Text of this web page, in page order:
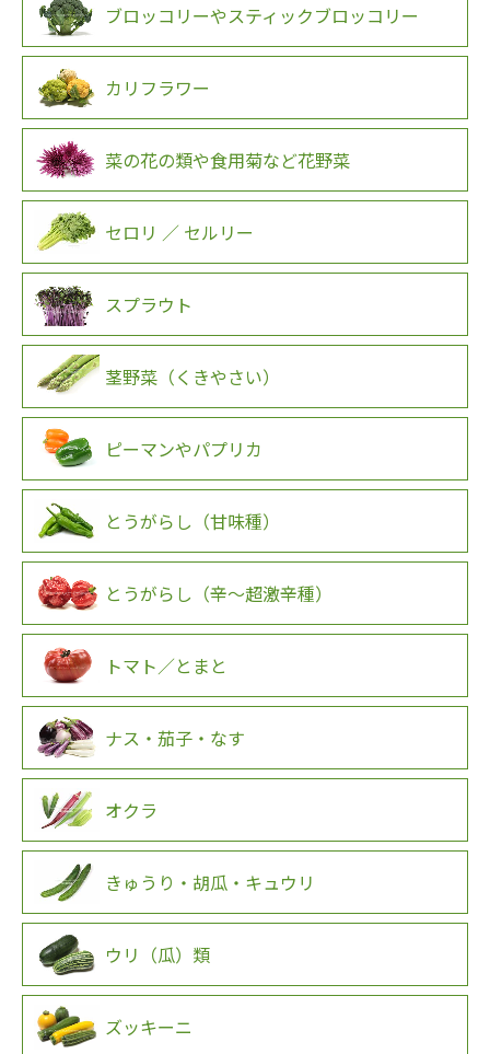
ブロッコリーやスティックブロッコリー
カリフラワー
菜の花の類や食用菊など花野菜
セロリ ／ セルリー
スプラウト
茎野菜（くきやさい）
ピーマンやパプリカ
とうがらし（甘味種）
とうがらし（辛～超激辛種）
トマト／とまと
ナス・茄子・なす
オクラ
きゅうり・胡瓜・キュウリ
ウリ（瓜）類
ズッキーニ